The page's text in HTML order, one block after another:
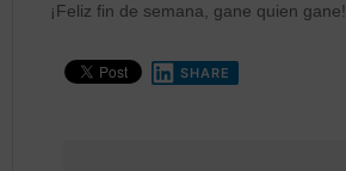
¡Feliz fin de semana, gane quien gane!
SHARE